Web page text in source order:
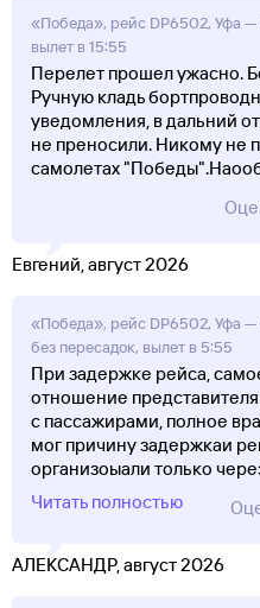
«Победа», рейс DP6502, Уфа —
вылет в 15:55
Перелет прошел ужасно.
Ручную кладь
уведомления, в дальний
не преносили. Никому не
самолетах
Евгений, август 2026
«Победа», рейс DP6502, Уфа —
без пересадок, вылет в 5:55
При задержке рейса,
отношение
с пассажирами, полное
мог причину задержкаи
организоыали только
Читать полностью
АЛЕКСАНДР, август 2026